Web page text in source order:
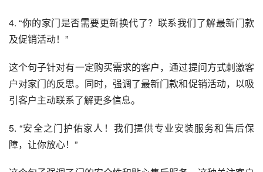
4. “你的家门是否需要更新换代了？联系我们了解最新门款
及促销活动！”
这个句子针对有一定购买需求的客户，通过提问方式刺激客
户对家门的反思。同时，强调了最新门款和促销活动，以吸
引客户主动联系了解更多信息。
5. “安全之门护佑家人！我们提供专业安装服务和售后保
障，让你放心！”